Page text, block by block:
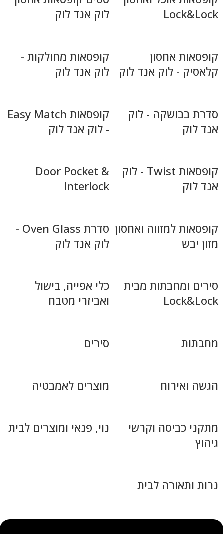
Lock&Lock
לוק אנד לוק
קופסאות אחסון
קלאסיק - לוק אנד לוק
קופסאות מחולקות -
לוק אנד לוק
סדרת בבושקה - לוק
אנד לוק
קופסאות Easy Match
- לוק אנד לוק
קופסאות Twist - לוק
אנד לוק
Door Pocket &
Interlock
קופסאות למזווה ואחסון
מזון יבש
סדרת Oven Glass -
לוק אנד לוק
סירים ומחבתות מבית
Lock&Lock
כלי אפייה, בישול
ואביזרי מטבח
מחבתות סירים
הגשה ואירוח מוצרים לאמבטיה
מתקני כביסה וקרשי
גיהוץ
נוי, פנאי ומוצרים לבית
נרות ותאורה לבית